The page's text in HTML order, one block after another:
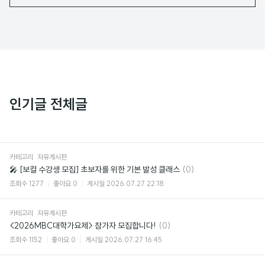
인기글 전체글
카테고리 자유게시판
🎤 [보컬 수강생 모집] 초보자를 위한 기본 발성 클래스 댓
(0)
조회수 1277 좋아요 0 게시일 2026.07.27 22:18
카테고리 자유게시판
<2026MBC대학가요제> 참가자 모집합니다! 댓
글
(0)
조회수 1152 좋아요 0 게시일 2026.07.27 16:45